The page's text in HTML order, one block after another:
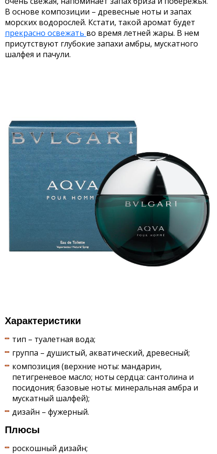
В основе композиции – древесные ноты и запах
морских водорослей. Кстати, такой аромат будет
прекрасно освежать во время летней жары. В нем
присутствуют глубокие запахи амбры, мускатного
шалфея и пачули.
Характеристики
тип – туалетная вода;
группа – душистый, акватический, древесный;
композиция (верхние ноты: мандарин,
петигреневое масло; ноты сердца: сантолина и
посидония; базовые ноты: минеральная амбра и
мускатный шалфей);
дизайн – фужерный.
Плюсы
роскошный дизайн;